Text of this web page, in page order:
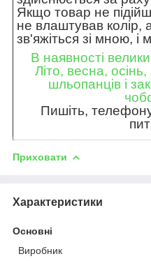
Якщо товар не
не влаштував колір,
зв'яжіться зі мною,
В наявності
Літо, весна,
шльопанців і
Пишіть,
Приховати
Характеристики
Основні
Виробник